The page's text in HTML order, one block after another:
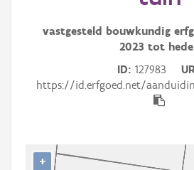
Hergebruik
vastgesteld bouwkundig
2023 tot
ID 127983
https://id.erfgoed.net/
+